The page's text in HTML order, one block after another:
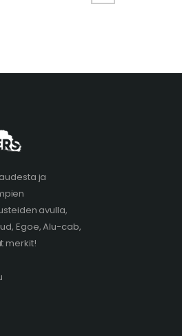
ja
avulla,
Egoe, Alu-cab,
merkit!